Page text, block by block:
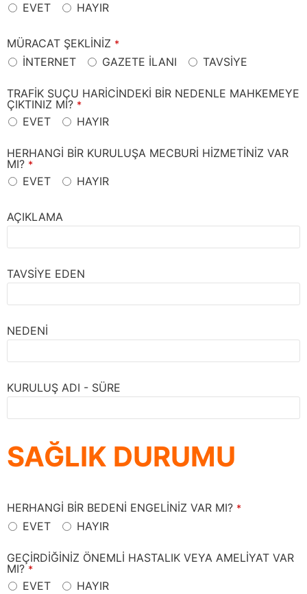
EVET HAYIR
MÜRACAT ŞEKLİNİZ *
İNTERNET GAZETE İLANI TAVSİYE
TRAFİK SUÇU HARİCİNDEKİ BİR NEDENLE MAHKEMEYE
ÇIKTINIZ MI? *
EVET HAYIR
HERHANGİ BİR KURULUŞA MECBURİ HİZMETİNİZ VAR
MI? *
EVET HAYIR
AÇIKLAMA
TAVSİYE EDEN
NEDENİ
KURULUŞ ADI - SÜRE
SAĞLIK DURUMU
HERHANGİ BİR BEDENİ ENGELİNİZ VAR MI? *
EVET HAYIR
GEÇİRDİĞİNİZ ÖNEMLİ HASTALIK VEYA AMELİYAT VAR
MI? *
EVET HAYIR